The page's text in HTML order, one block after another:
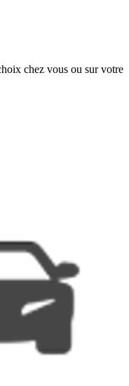
chez vous ou sur votre